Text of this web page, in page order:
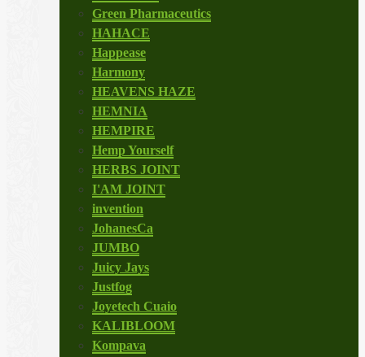
Green Pharmaceutics
HAHACE
Happease
Harmony
HEAVENS HAZE
HEMNIA
HEMPIRE
Hemp Yourself
HERBS JOINT
I'AM JOINT
invention
JohanesCa
JUMBO
Juicy Jays
Justfog
Joyetech Cuaio
KALIBLOOM
Kompava